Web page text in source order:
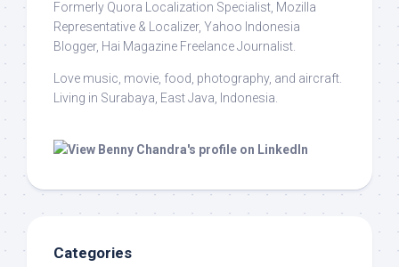
Formerly Quora Localization Specialist, Mozilla
Representative & Localizer, Yahoo Indonesia
Blogger, Hai Magazine Freelance Journalist.
Love music, movie, food, photography, and aircraft.
Living in Surabaya, East Java, Indonesia.
Categories